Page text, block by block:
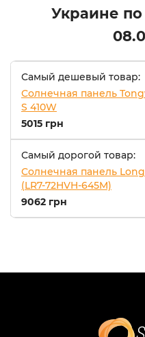
Украине
Самый дешевый товар:
Солнечная панель
S 410W
5015 грн
Самый дорогой товар:
Солнечная панель
(LR7-72HVH-645M)
9062 грн